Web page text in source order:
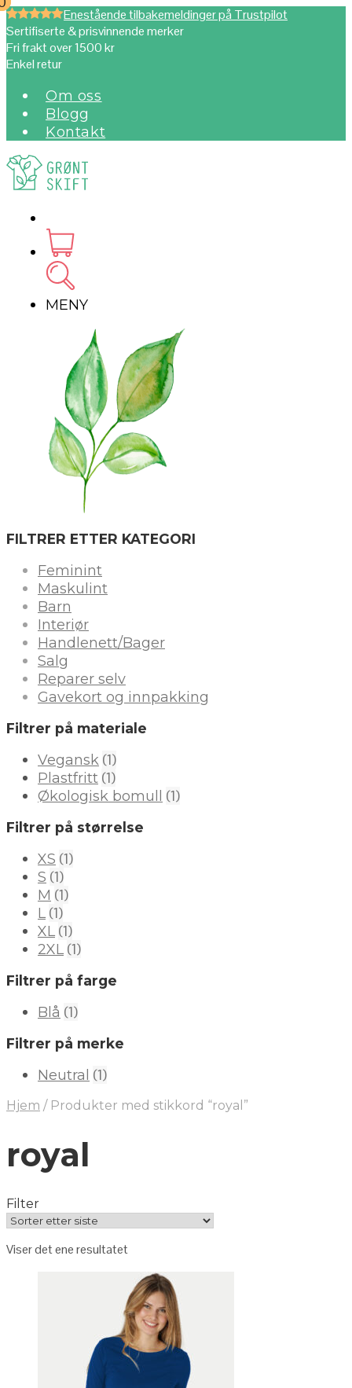
Enestående tilbakemeldinger på Trustpilot
Sertifiserte & prisvinnende merker
Fri frakt over 1500 kr
Enkel retur
Om oss
Blogg
Kontakt
MENY
FILTRER ETTER KATEGORI
Feminint
Maskulint
Barn
Interiør
Handlenett/Bager
Salg
Reparer selv
Gavekort og innpakking
Filtrer på materiale
Vegansk (1)
Plastfritt (1)
Økologisk bomull (1)
Filtrer på størrelse
XS (1)
S (1)
M (1)
L (1)
XL (1)
2XL (1)
Filtrer på farge
Blå (1)
Filtrer på merke
Neutral (1)
Hjem / Produkter med stikkord “royal”
royal
Filter
Viser det ene resultatet